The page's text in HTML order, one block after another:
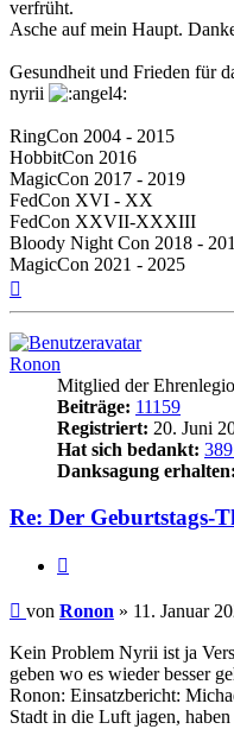
verfrüht.
Asche auf mein Haupt.
Gesundheit und Frieden für
nyrii
RingCon 2004 - 2015
HobbitCon 2016
MagicCon 2017 - 2019
FedCon XVI - XX
FedCon XXVII-XXXIII
Bloody Night Con 2018 -
MagicCon 2021 - 2025
Ronon
Mitglied der
Beiträge: 11159
Registriert: 20. Juni
Hat sich bedankt:
Danksagung erhalten:
Re: Der Geburtstags-
Beitrag
von Ronon » 11. Januar
Kein Problem Nyrii ist ja
geben wo es wieder besser
Ronon: Einsatzbericht:
Stadt in die Luft jagen,